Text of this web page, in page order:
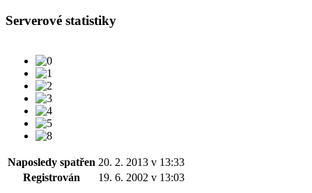
Serverové statistiky
Naposledy spatřen 20. 2. 2013 v 13:33
Registrován
19. 6. 2002 v 13:03